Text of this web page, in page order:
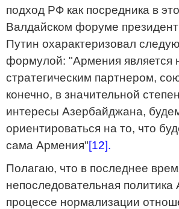
подход РФ как посредника в
Валдайском форуме
Путин охарактеризовал
формулой: "Армения является
стратегическим партнером,
конечно, в значительной
интересы Азербайджана,
ориентироваться на то, что
сама Армения"[12].
Полагаю, что в последнее
непоследовательная
процессе нормализации